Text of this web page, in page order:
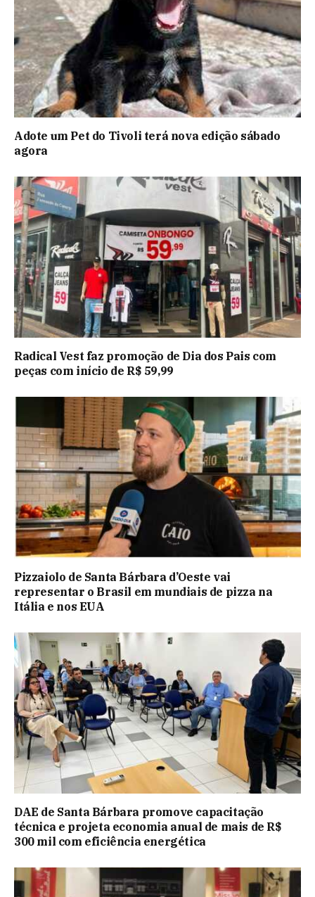
Adote um Pet do Tivoli terá nova edição sábado
agora
Radical Vest faz promoção de Dia dos Pais com
peças com início de R$ 59,99
Pizzaiolo de Santa Bárbara d’Oeste vai
representar o Brasil em mundiais de pizza na
Itália e nos EUA
DAE de Santa Bárbara promove capacitação
técnica e projeta economia anual de mais de R$
300 mil com eficiência energética